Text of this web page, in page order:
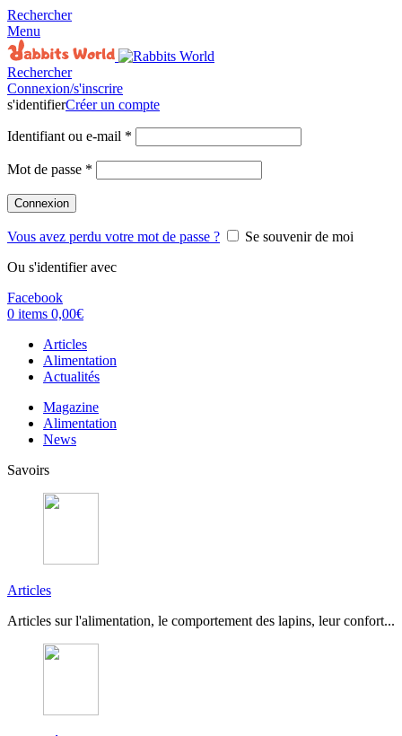
Rechercher
Menu
Rechercher
Connexion/s'inscrire
s'identifierCréer un compte
Identifiant ou e-mail *
Mot de passe *
Connexion
Vous avez perdu votre mot de passe ?
Se souvenir de moi
Ou s'identifier avec
Facebook
0 items 0,00€
Articles
Alimentation
Actualités
Magazine
Alimentation
News
Savoirs
Articles
Articles sur l'alimentation, le comportement des lapins, leur confort...